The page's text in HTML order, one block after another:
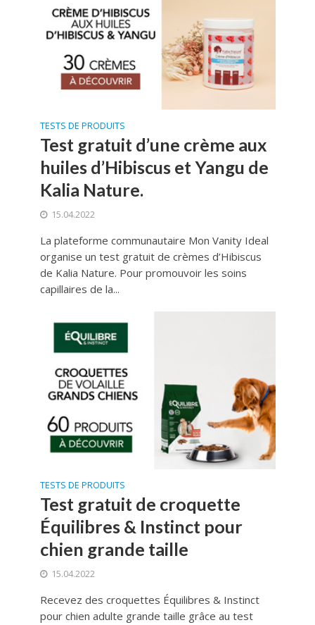
TESTS DE PRODUITS
Test gratuit d’une crème aux
huiles d’Hibiscus et Yangu de
Kalia Nature.
15.04.2022
La plateforme communautaire Mon Vanity Ideal
organise un test gratuit de crèmes d’Hibiscus
de Kalia Nature. Pour promouvoir les soins
capillaires de la...
TESTS DE PRODUITS
Test gratuit de croquette
Équilibres & Instinct pour
chien grande taille
15.04.2022
Recevez des croquettes Équilibres & Instinct
pour chien adulte grande taille grâce au test